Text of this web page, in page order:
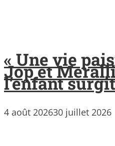
« Une vie
Jop et
l’enfant
4 août 202630 juillet 2026